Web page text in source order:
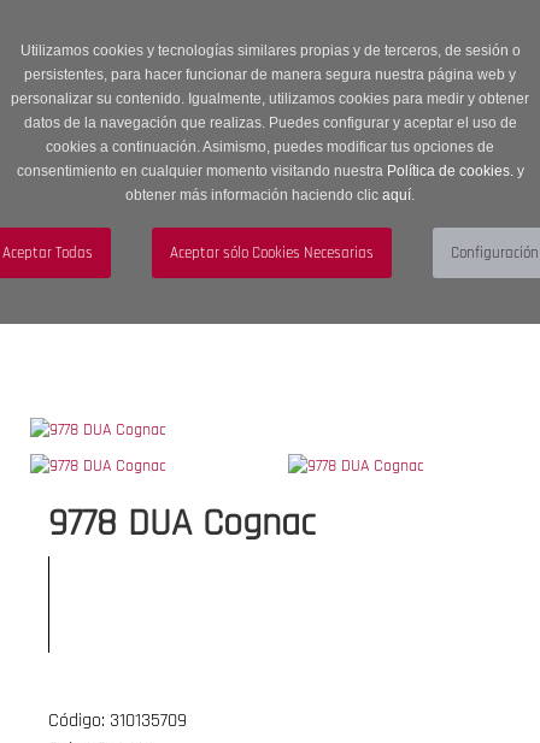
Utilizamos cookies y tecnologías similares propias y de terceros, de sesión o
persistentes, para hacer funcionar de manera segura nuestra página web y
personalizar su contenido. Igualmente, utilizamos cookies para medir y obtener
datos de la navegación que realizas. Puedes configurar y aceptar el uso de
cookies a continuación. Asimismo, puedes modificar tus opciones de
consentimiento en cualquier momento visitando nuestra Política de cookies.y
obtener más información haciendo clic aquí.
descuento en Sección OUTLET con código OUTLET20
navigation
Menú
9778 DUA Cognac
Código: 310135709